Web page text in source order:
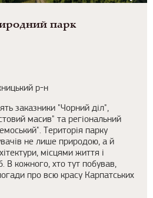
парк
р-н
заказники "Чорний діл",
масив" та регіональний
Територія парку
не лише природою, а й
місцями життя і
В кожного, хто тут побував,
про всю красу Карпатських